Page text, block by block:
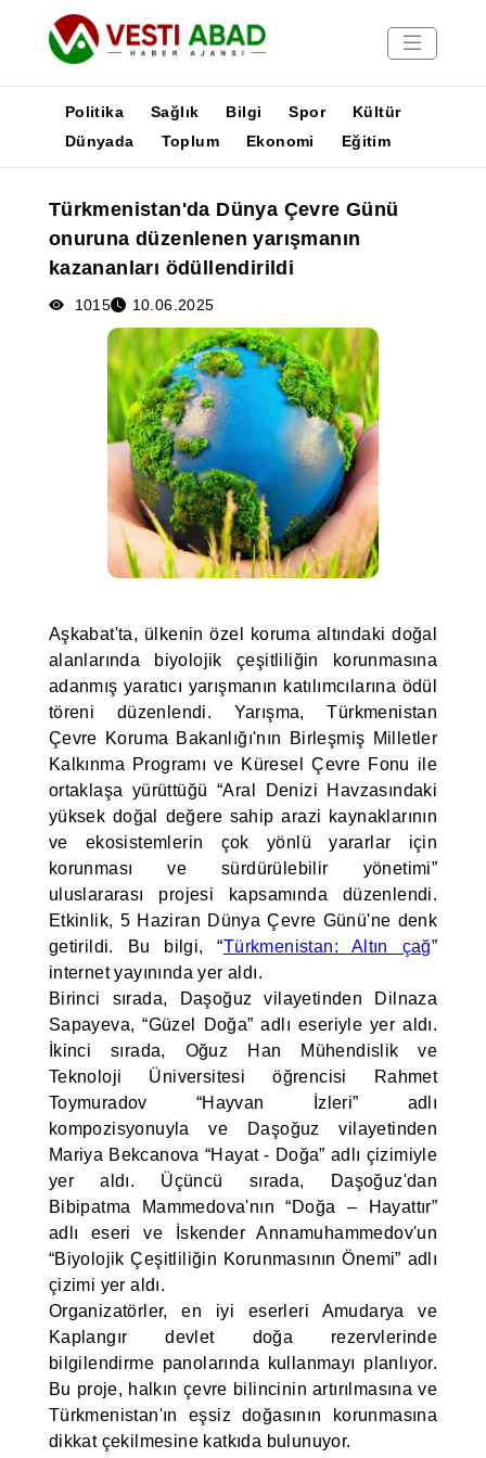
Yayınlar
Medya
Poster
Politika Sağlık Bilgi Spor
Kültür
Dünyada
Toplum Ekonomi Eğitim
Türkmenistan'da Dünya Çevre Günü
onuruna düzenlenen yarışmanın
kazananları ödüllendirildi
1015 10.06.2025
Aşkabat'ta, ülkenin özel koruma altındaki doğal
alanlarında biyolojik çeşitliliğin korunmasına
adanmış yaratıcı yarışmanın katılımcılarına ödül
töreni düzenlendi. Yarışma, Türkmenistan
Çevre Koruma Bakanlığı'nın Birleşmiş Milletler
Kalkınma Programı ve Küresel Çevre Fonu ile
ortaklaşa yürüttüğü “Aral Denizi Havzasındaki
yüksek doğal değere sahip arazi kaynaklarının
ve ekosistemlerin çok yönlü yararlar için
korunması ve sürdürülebilir yönetimi”
uluslararası projesi kapsamında düzenlendi.
Etkinlik, 5 Haziran Dünya Çevre Günü'ne denk
getirildi. Bu bilgi, “Türkmenistan: Altın çağ”
internet yayınında yer aldı.
Birinci sırada, Daşoğuz vilayetinden Dilnaza
Sapayeva, “Güzel Doğa” adlı eseriyle yer aldı.
İkinci sırada, Oğuz Han Mühendislik ve
Teknoloji Üniversitesi öğrencisi Rahmet
Toymuradov “Hayvan İzleri” adlı
kompozisyonuyla ve Daşoğuz vilayetinden
Mariya Bekcanova “Hayat - Doğa” adlı çizimiyle
yer aldı. Üçüncü sırada, Daşoğuz'dan
Bibipatma Mammedova'nın “Doğa – Hayattır”
adlı eseri ve İskender Annamuhammedov'un
“Biyolojik Çeşitliliğin Korunmasının Önemi” adlı
çizimi yer aldı.
Organizatörler, en iyi eserleri Amudarya ve
Kaplangır devlet doğa rezervlerinde
bilgilendirme panolarında kullanmayı planlıyor.
Bu proje, halkın çevre bilincinin artırılmasına ve
Türkmenistan'ın eşsiz doğasının korunmasına
dikkat çekilmesine katkıda bulunuyor.